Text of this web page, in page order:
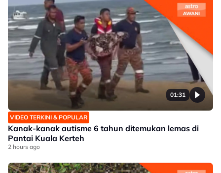
01:31
VIDEO TERKINI & POPULAR
Kanak-kanak autisme 6 tahun ditemukan lemas di
Pantai Kuala Kerteh
2 hours ago